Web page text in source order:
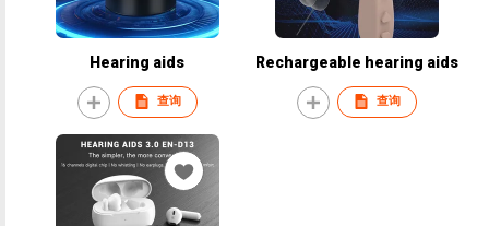
Hearing aids
查询
Rechargeable hearing aids
查询